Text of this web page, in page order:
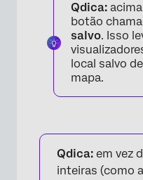
Qdica:
botão
salvo. Isso
local salvo
mapa.
Qdica: em vez
inteiras (como